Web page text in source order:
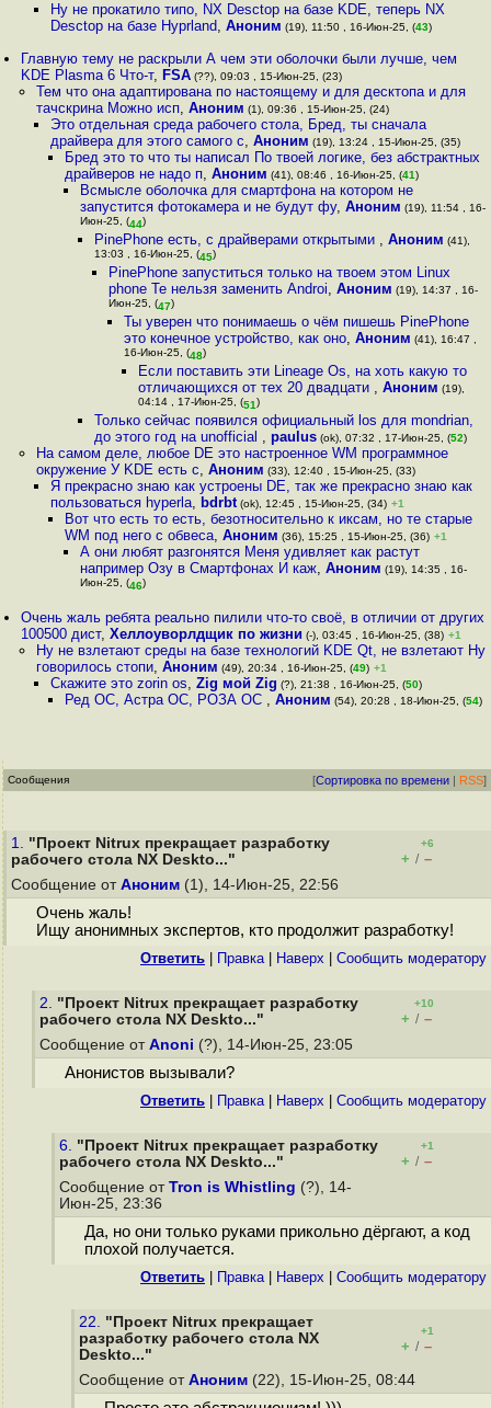
Ну не прокатило типо, NX Desctop на базе KDE, теперь NX
Desctop на базе Hyprland, Аноним (19), 11:50 , 16-Июн-25, (43)
Главную тему не раскрыли А чем эти оболочки были лучше, чем
KDE Plasma 6 Что-т, FSA (??), 09:03 , 15-Июн-25, (23)
Тем что она адаптирована по настоящему и для десктопа и для
тачскрина Можно исп, Аноним (1), 09:36 , 15-Июн-25, (24)
Это отдельная среда рабочего стола, Бред, ты сначала
драйвера для этого самого с, Аноним (19), 13:24 , 15-Июн-25, (35)
Бред это то что ты написал По твоей логике, без абстрактных
драйверов не надо п,Аноним (41), 08:46 , 16-Июн-25, (41)
Всмысле оболочка для смартфона на котором не
запустится фотокамера и не будут фу, Аноним (19), 11:54 , 16-
Июн-25, (44)
PinePhone есть, с драйверами открытыми , Аноним (41),
13:03 , 16-Июн-25, (45)
PinePhone запуститься только на твоем этом Linux
phone Те нельзя заменить Androi,Аноним (19), 14:37 , 16-
Июн-25, (47)
Ты уверен что понимаешь о чём пишешь PinePhone
это конечное устройство, как оно, Аноним (41), 16:47 ,
16-Июн-25, (48)
Если поставить эти Lineage Os, на хоть какую то
отличающихся от тех 20 двадцати , Аноним (19),
04:14 , 17-Июн-25, (51)
Только сейчас появился официальный los для mondrian,
до этого год на unofficial , paulus(ok), 07:32 , 17-Июн-25, (52)
На самом деле, любое DE это настроенное WM программное
окружение У KDE есть с, Аноним (33), 12:40 , 15-Июн-25, (33)
Я прекрасно знаю как устроены DE, так же прекрасно знаю как
пользоваться hyperla, bdrbt(ok), 12:45 , 15-Июн-25, (34) +1
Вот что есть то есть, безотносительно к иксам, но те старые
WM под него с обвеса,Аноним (36), 15:25 , 15-Июн-25, (36) +1
А они любят разгонятся Меня удивляет как растут
например Озу в Смартфонах И каж, Аноним (19), 14:35 , 16-
Июн-25, (46)
Очень жаль ребята реально пилили что-то своё, в отличии от других
100500 дист,Хеллоуворлдщик по жизни (-), 03:45 , 16-Июн-25, (38) +1
Ну не взлетают среды на базе технологий KDE Qt, не взлетают Ну
говорилось стопи, Аноним (49), 20:34 , 16-Июн-25, (49) +1
Скажите это zorin os, Zig мой Zig (?), 21:38 , 16-Июн-25, (50)
Ред ОС, Астра ОС, РОЗА ОС ,Аноним (54), 20:28 , 18-Июн-25, (54)
Сообщения [Сортировка по времени | RSS]
1. "Проект Nitrux прекращает разработку
рабочего стола NX Deskto..."
+6
+ / –
Сообщение от Аноним (1), 14-Июн-25, 22:56
Очень жаль!
Ищу анонимных экспертов, кто продолжит разработку!
Ответить Правка| Наверх Cообщить модератору
2. "Проект Nitrux прекращает разработку
рабочего стола NX Deskto..."
+10
+ / –
Сообщение от Anoni (?), 14-Июн-25, 23:05
Анонистов вызывали?
Ответить Правка| Наверх Cообщить модератору
6. "Проект Nitrux прекращает разработку
рабочего стола NX Deskto..."
+1
+ / –
Сообщение от Tron is Whistling (?), 14-
Июн-25, 23:36
Да, но они только руками прикольно дёргают, а код
плохой получается.
Ответить Правка| Наверх Cообщить модератору
22. "Проект Nitrux прекращает
разработку рабочего стола NX
Deskto..."
+1
+ / –
Сообщение от Аноним (22), 15-Июн-25, 08:44